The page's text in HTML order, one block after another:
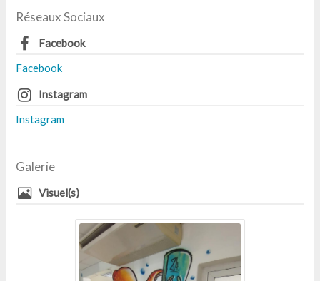
Réseaux Sociaux
Facebook
Facebook
Instagram
Instagram
Galerie
Visuel(s)